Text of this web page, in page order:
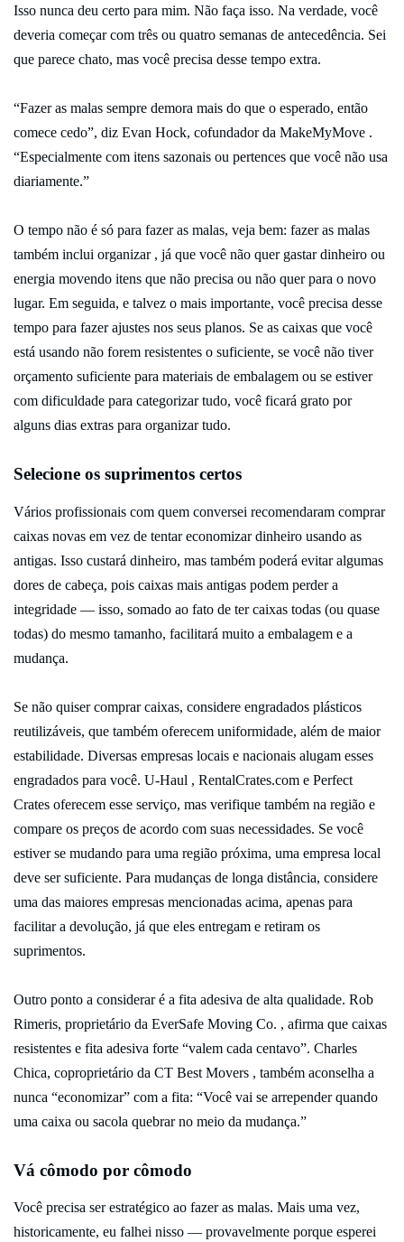
Isso nunca deu certo para mim. Não faça isso. Na verdade, você
deveria começar com três ou quatro semanas de antecedência. Sei
que parece chato, mas você precisa desse tempo extra.
“Fazer as malas sempre demora mais do que o esperado, então
comece cedo”, diz Evan Hock, cofundador da MakeMyMove .
“Especialmente com itens sazonais ou pertences que você não usa
diariamente.”
O tempo não é só para fazer as malas, veja bem: fazer as malas
também inclui organizar , já que você não quer gastar dinheiro ou
energia movendo itens que não precisa ou não quer para o novo
lugar. Em seguida, e talvez o mais importante, você precisa desse
tempo para fazer ajustes nos seus planos. Se as caixas que você
está usando não forem resistentes o suficiente, se você não tiver
orçamento suficiente para materiais de embalagem ou se estiver
com dificuldade para categorizar tudo, você ficará grato por
alguns dias extras para organizar tudo.
Selecione os suprimentos certos
Vários profissionais com quem conversei recomendaram comprar
caixas novas em vez de tentar economizar dinheiro usando as
antigas. Isso custará dinheiro, mas também poderá evitar algumas
dores de cabeça, pois caixas mais antigas podem perder a
integridade — isso, somado ao fato de ter caixas todas (ou quase
todas) do mesmo tamanho, facilitará muito a embalagem e a
mudança.
Se não quiser comprar caixas, considere engradados plásticos
reutilizáveis, que também oferecem uniformidade, além de maior
estabilidade. Diversas empresas locais e nacionais alugam esses
engradados para você. U-Haul , RentalCrates.com e Perfect
Crates oferecem esse serviço, mas verifique também na região e
compare os preços de acordo com suas necessidades. Se você
estiver se mudando para uma região próxima, uma empresa local
deve ser suficiente. Para mudanças de longa distância, considere
uma das maiores empresas mencionadas acima, apenas para
facilitar a devolução, já que eles entregam e retiram os
suprimentos.
Outro ponto a considerar é a fita adesiva de alta qualidade. Rob
Rimeris, proprietário da EverSafe Moving Co. , afirma que caixas
resistentes e fita adesiva forte “valem cada centavo”. Charles
Chica, coproprietário da CT Best Movers , também aconselha a
nunca “economizar” com a fita: “Você vai se arrepender quando
uma caixa ou sacola quebrar no meio da mudança.”
Vá cômodo por cômodo
Você precisa ser estratégico ao fazer as malas. Mais uma vez,
historicamente, eu falhei nisso — provavelmente porque esperei